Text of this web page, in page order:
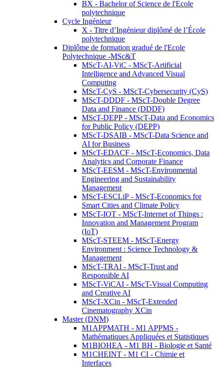
BX - Bachelor of Science de l'Ecole
polytechnique
Cycle Ingénieur
X - Titre d’Ingénieur diplômé de l’École
polytechnique
Diplôme de formation gradué de l'Ecole
Polytechnique -MSc&T
MScT-AI-ViC - MScT-Artificial
Intelligence and Advanced Visual
Computing
MScT-CyS - MScT-Cybersecurity (CyS)
MScT-DDDF - MScT-Double Degree
Data and Finance (DDDF)
MScT-DEPP - MScT-Data and Economics
for Public Policy (DEPP)
MScT-DSAIB - MScT-Data Science and
AI for Business
MScT-EDACF - MScT-Economics, Data
Analytics and Corporate Finance
MScT-EESM - MScT-Environmental
Engineering and Sustainability
Management
MScT-ESCLiP - MScT-Economics for
Smart Cities and Climate Policy
MScT-IOT - MScT-Internet of Things :
Innovation and Management Program
(IoT)
MScT-STEEM - MScT-Energy
Environment : Science Technology &
Management
MScT-TRAI - MScT-Trust and
Responsible AI
MScT-ViCAI - MScT-Visual Computing
and Creative AI
MScT-XCin - MScT-Extended
Cinematography XCin
Master (DNM)
M1APPMATH - M1 APPMS -
Mathématiques Appliquées et Statistiques
M1BIOHEA - M1 BH - Biologie et Santé
M1CHEINT - M1 CI - Chimie et
Interfaces